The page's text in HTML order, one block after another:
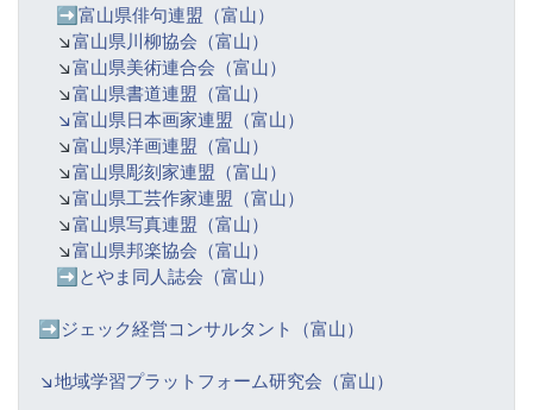
➡️ 富山県俳句連盟（富山）
↘️富山県川柳協会（富山）
↘️富山県美術連合会（富山）
↘️富山県書道連盟（富山）
↘️富山県日本画家連盟（富山）
↘️富山県洋画連盟（富山）
↘️富山県彫刻家連盟（富山）
↘️富山県工芸作家連盟（富山）
↘️富山県写真連盟（富山）
↘️富山県邦楽協会（富山）
➡️ とやま同人誌会（富山）
➡️ジェック経営コンサルタント（富山）
↘️地域学習プラットフォーム研究会（富山）